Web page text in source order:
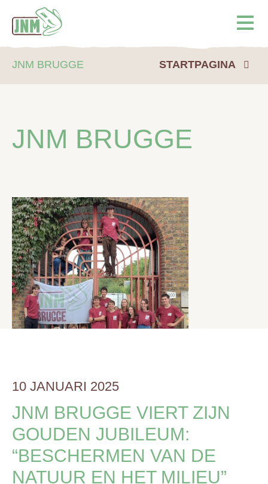
JNM BRUGGE STARTPAGINA
JNM BRUGGE
10 JANUARI 2025
JNM BRUGGE VIERT ZIJN
GOUDEN JUBILEUM:
“BESCHERMEN VAN DE
NATUUR EN HET MILIEU”